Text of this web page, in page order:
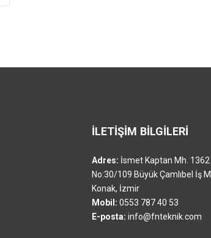
İLETİŞİM BİLGİLERİ
Adres: İsmet Kaptan Mh. 1362
No:30/109 Büyük Çamlıbel İş
Konak, İzmir
Mobil: 0553 787 40 53
E-posta: info@fnteknik.com